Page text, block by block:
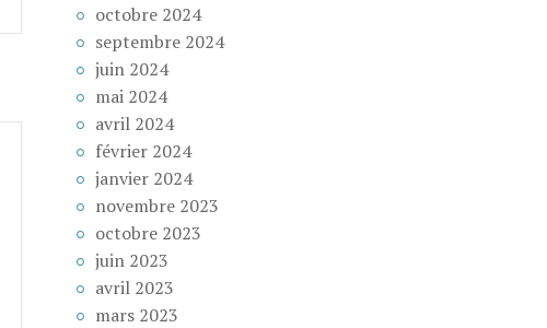
octobre 2024
septembre 2024
juin 2024
mai 2024
avril 2024
février 2024
janvier 2024
novembre 2023
octobre 2023
juin 2023
avril 2023
mars 2023